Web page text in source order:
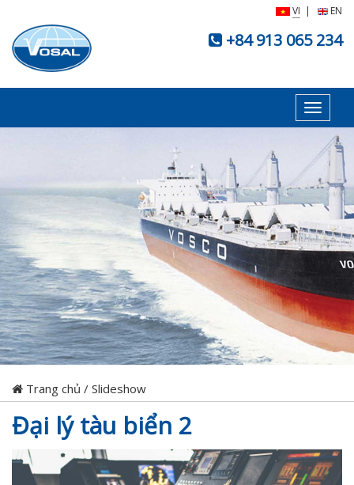
VI | EN
+84 913 065 234
Toggle
Trang chủ / Slideshow
Đại lý tàu biển 2